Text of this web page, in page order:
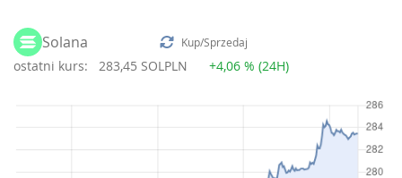
Solana Kup/Sprzedaj
ostatni kurs: 283,45 SOLPLN +4,06 % (24H)